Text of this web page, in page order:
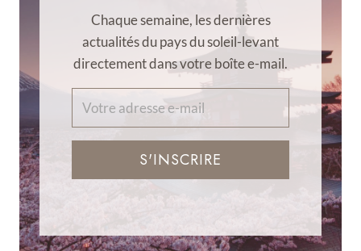
Chaque semaine, les dernières
actualités du pays du soleil-levant
directement dans votre boîte e-mail.
S'INSCRIRE